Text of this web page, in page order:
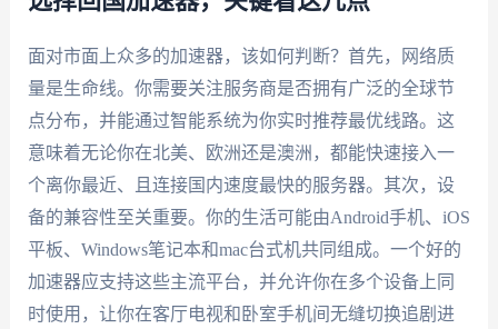
面对市面上众多的加速器，该如何判断？首先，网络质
量是生命线。你需要关注服务商是否拥有广泛的全球节
点分布，并能通过智能系统为你实时推荐最优线路。这
意味着无论你在北美、欧洲还是澳洲，都能快速接入一
个离你最近、且连接国内速度最快的服务器。其次，设
备的兼容性至关重要。你的生活可能由Android手机、iOS
平板、Windows笔记本和mac台式机共同组成。一个好的
加速器应支持这些主流平台，并允许你在多个设备上同
时使用，让你在客厅电视和卧室手机间无缝切换追剧进